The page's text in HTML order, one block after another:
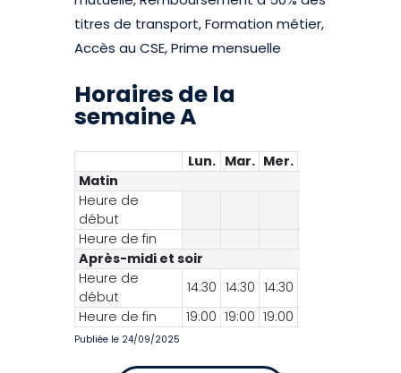
titres de transport, Formation métier,
Accès au CSE, Prime mensuelle
Horaires de la
semaine A
Lun. Mar. Mer.
Matin
Heure de
début
Heure de fin
Après-midi et soir
Heure de
début
14:30 14:30 14:30
Heure de fin
19:00 19:00 19:00
Publiée le 24/09/2025